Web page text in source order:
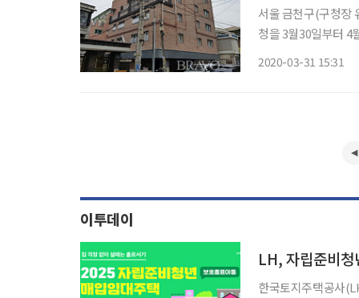
서울 금천구(구청장
청을 3월30일부터 4
2020-03-31 15:31
이투데이
LH, 자립준비
한국토지주택공사